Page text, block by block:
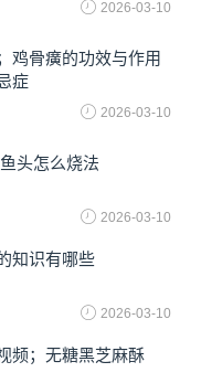
2026-03-10
鸡骨癀的功效与作用
症
2026-03-10
头怎么烧法
2026-03-10
知识有哪些
2026-03-10
频；无糖黑芝麻酥